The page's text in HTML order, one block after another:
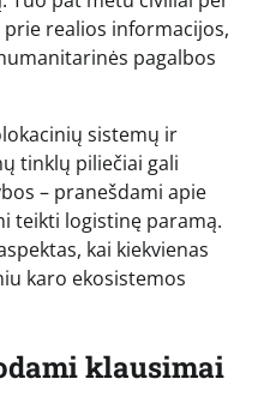
realios informacijos,
pagalbos
sistemų ir
tinklų piliečiai gali
– pranešdami apie
teikti logistinę paramą.
kai kiekvienas
karo ekosistemos
klausimai